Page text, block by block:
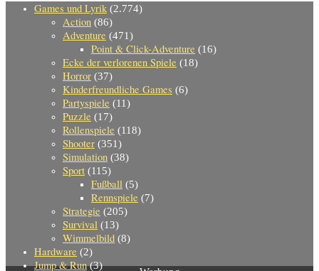
Games und Lyrik (2.774)
Action (86)
Adventure (471)
Point & Click-Adventure (16)
Ecke der verlorenen Spiele (18)
Horror (37)
Kinderfreundliche Games (6)
Partyspiele (11)
Puzzle (17)
Rollenspiele (118)
Shooter (351)
Simulation (38)
Sport (115)
Fußball (5)
Rennspiele (7)
Strategie (205)
Survival (13)
Wimmelbild (8)
Hardware (2)
Jump & Run(3)